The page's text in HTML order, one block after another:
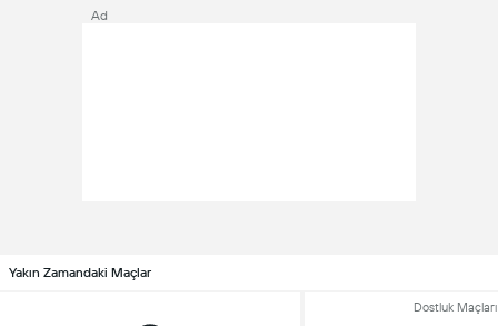
Ad
Yakın Zamandaki Maçlar
Dostluk Maçları